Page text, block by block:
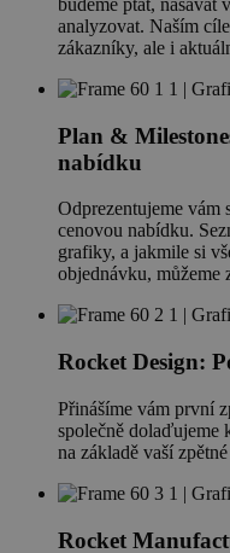
budeme ptát, nasávat
analyzovat. Naším
zákazníky, ale i
Plan &
nabídku
Odprezentujeme vám
cenovou nabídku.
grafiky, a jakmile si
objednávku, můžeme
Rocket Design:
Přinášíme vám první
společně dolaďujeme
na základě vaší
Rocket